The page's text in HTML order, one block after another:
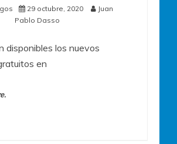
29 octubre, 2020
Juan
Pablo Dasso
disponibles los nuevos
en